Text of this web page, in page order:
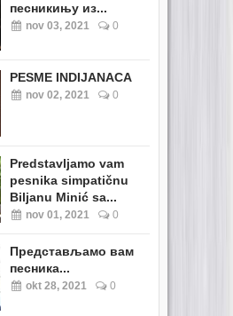
песникињу из...
nov 03, 2021 0
PESME INDIJANACA
nov 02, 2021 0
Predstavljamo vam
pesnika simpatičnu
Biljanu Minić sa...
nov 01, 2021 0
Представљамо вам
песника...
okt 28, 2021 0